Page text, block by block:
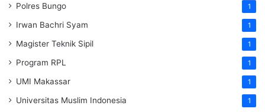
Polres Bungo 1
Irwan Bachri Syam 1
Magister Teknik Sipil 1
Program RPL 1
UMI Makassar 1
Universitas Muslim Indonesia 1